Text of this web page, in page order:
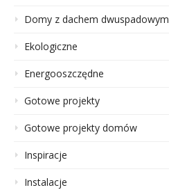
Domy z dachem dwuspadowym
Ekologiczne
Energooszczędne
Gotowe projekty
Gotowe projekty domów
Inspiracje
Instalacje